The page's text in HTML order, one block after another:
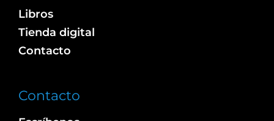
Libros
Tienda digital
Contacto
Contacto